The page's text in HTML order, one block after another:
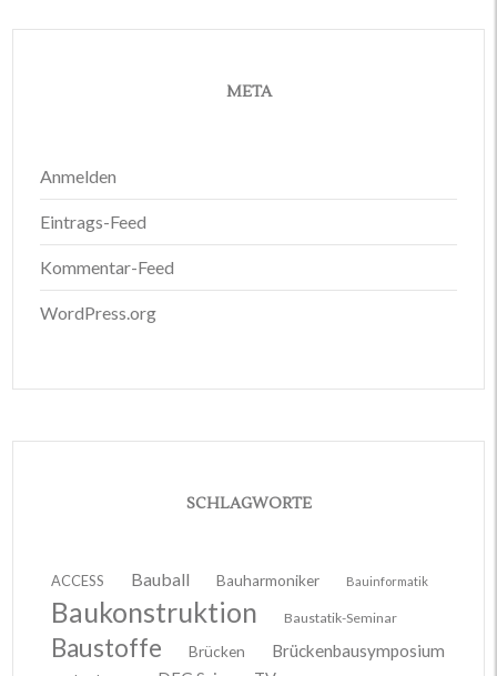
META
Anmelden
Eintrags-Feed
Kommentar-Feed
WordPress.org
SCHLAGWORTE
ACCESS Bauball Bauharmoniker Bauinformatik
Baukonstruktion Baustatik-Seminar
Baustoffe Brücken Brückenbausymposium